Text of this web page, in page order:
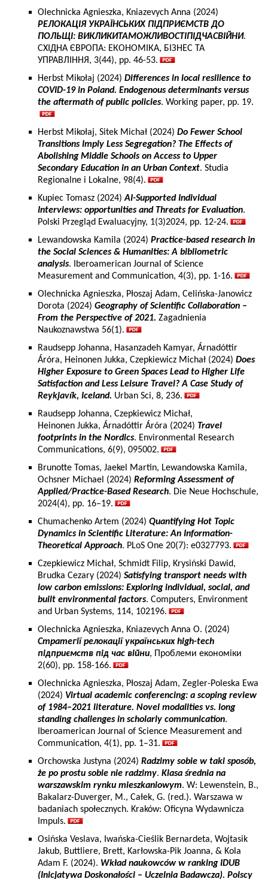
Olechnicka Agnieszka, Kniazevych Anna (2024)
РЕЛОКАЦІЯ УКРАЇНСЬКИХ ПІДПРИЄМСТВ ДО
ПОЛЬЩІ: ВИКЛИКИТАМОЖЛИВОСТІПІДЧАСВІЙНИ.
СХІДНА ЄВРОПА: ЕКОНОМІКА, БІЗНЕС ТА
УПРАВЛІННЯ, 3(44), pp. 46-53.
Herbst Mikołaj (2024) Differences in local resilience to
COVID-19 in Poland. Endogenous determinants versus
the aftermath of public policies. Working paper, pp. 19.
Herbst Mikołaj, Sitek Michał (2024) Do Fewer School
Transitions Imply Less Segregation? The Effects of
Abolishing Middle Schools on Access to Upper
Secondary Education in an Urban Context. Studia
Regionalne i Lokalne, 98(4).
Kupiec Tomasz (2024)AI-Supported Individual
Interviews: opportunities and Threats for Evaluation.
Polski Przegląd Ewaluacyjny, 1(3)2024, pp. 12-24.
Lewandowska Kamila (2024) Practice-based research in
the Social Sciences & Humanities: A bibliometric
analysis. Iberoamerican Journal of Science
Measurement and Communication, 4(3), pp. 1-16.
Olechnicka Agnieszka, Płoszaj Adam, Celińska-Janowicz
Dorota (2024) Geography of Scientific Collaboration –
From the Perspective of 2021. Zagadnienia
Naukoznawstwa 56(1).
Raudsepp Johanna, Hasanzadeh Kamyar, Árnadóttir
Áróra, Heinonen Jukka, Czepkiewicz Michał (2024) Does
Higher Exposure to Green Spaces Lead to Higher Life
Satisfaction and Less Leisure Travel? A Case Study of
Reykjavík, Iceland. Urban Sci, 8, 236.
Raudsepp Johanna, Czepkiewicz Michał,
Heinonen Jukka, Árnadóttir Áróra (2024) Travel
footprints in the Nordics. Environmental Research
Communications, 6(9), 095002.
Brunotte Tomas, Jaekel Martin, Lewandowska Kamila,
Ochsner Michael (2024) Reforming Assessment of
Applied/Practice-Based Research. Die Neue Hochschule,
2024(4), pp. 16–19.
Chumachenko Artem (2024) Quantifying Hot Topic
Dynamics in Scientific Literature: An Information-
Theoretical Approach. PLoS One 20(7): e0327793.
Czepkiewicz Michał, Schmidt Filip, Krysiński Dawid,
Brudka Cezary (2024) Satisfying transport needs with
low carbon emissions: Exploring individual, social, and
built environmental factors. Computers, Environment
and Urban Systems, 114, 102196.
Olechnicka Agnieszka, Kniazevych Anna O. (2024)
Стратегії релокації українських high-tech
підприємств під час війни, Проблеми економіки
2(60), pp. 158-166.
Olechnicka Agnieszka, Płoszaj Adam, Zegler-Poleska Ewa
(2024) Virtual academic conferencing: a scoping review
of 1984–2021 literature. Novel modalities vs. long
standing challenges in scholarly communication.
Iberoamerican Journal of Science Measurement and
Communication, 4(1), pp. 1–31.
Orchowska Justyna (2024) Radzimy sobie w taki sposób,
że po prostu sobie nie radzimy. Klasa średnia na
warszawskim rynku mieszkaniowym. W: Lewenstein, B.,
Bakalarz-Duverger, M., Całek, G. (red.). Warszawa w
badaniach społecznych. Kraków: Oficyna Wydawnicza
Impuls.
Osińska Veslava, Iwańska-Cieślik Bernardeta, Wojtasik
Jakub, Buttliere, Brett, Karłowska-Pik Joanna, & Kola
Adam F. (2024). Wkład naukowców w ranking IDUB
(Inicjatywa Doskonałości – Uczelnia Badawcza). Polscy